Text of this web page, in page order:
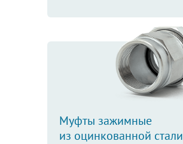
Муфты зажимные
из оцинкованной стали